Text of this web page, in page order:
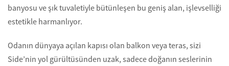
banyosu ve şık tuvaletiyle bütünleşen bu geniş alan, işlevselliği
estetikle harmanlıyor.
Odanın dünyaya açılan kapısı olan balkon veya teras, sizi
Side’nin yol gürültüsünden uzak, sadece doğanın seslerinin